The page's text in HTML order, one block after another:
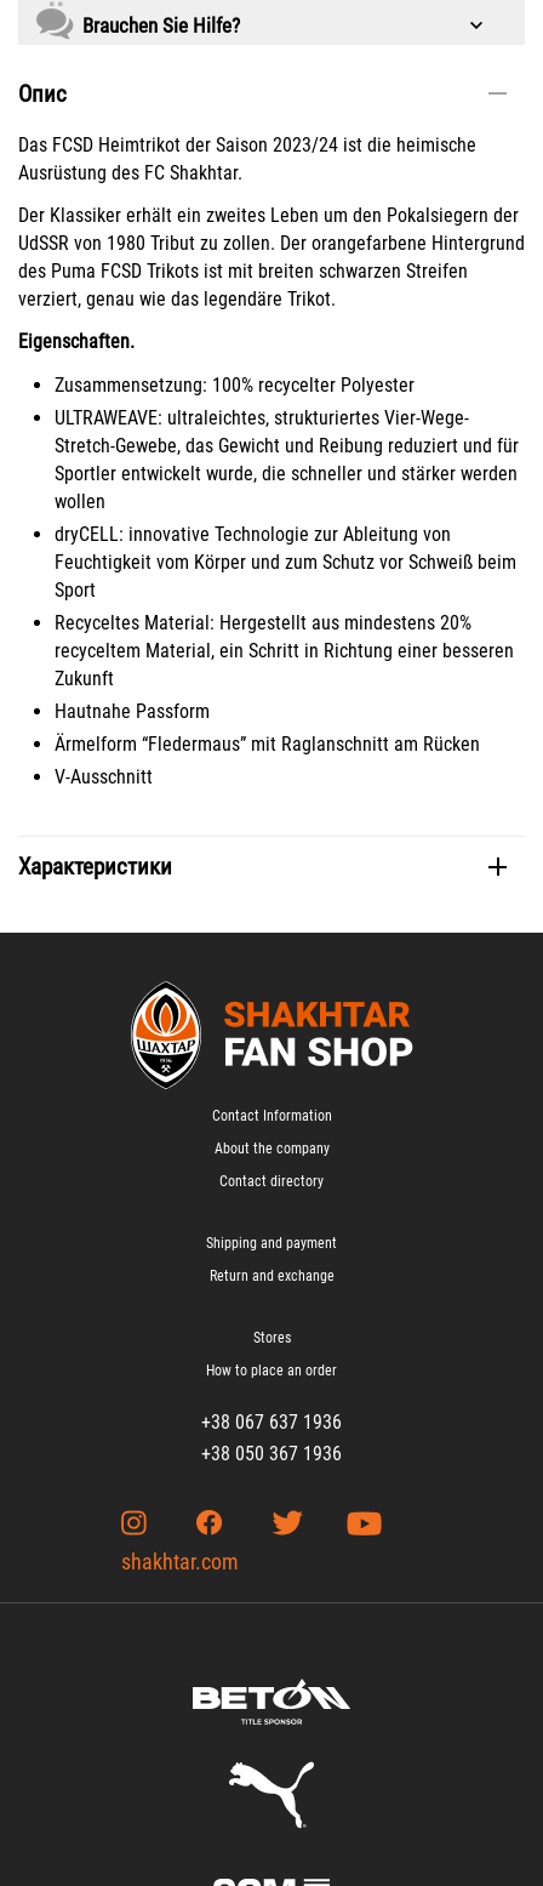
Brauchen Sie Hilfe?
Опис
Das FCSD Heimtrikot der Saison 2023/24 ist die heimische
Ausrüstung des FC Shakhtar.
Der Klassiker erhält ein zweites Leben um den Pokalsiegern der
UdSSR von 1980 Tribut zu zollen. Der orangefarbene Hintergrund
des Puma FCSD Trikots ist mit breiten schwarzen Streifen
verziert, genau wie das legendäre Trikot.
Eigenschaften.
Zusammensetzung: 100% recycelter Polyester
ULTRAWEAVE: ultraleichtes, strukturiertes Vier-Wege-
Stretch-Gewebe, das Gewicht und Reibung reduziert und für
Sportler entwickelt wurde, die schneller und stärker werden
wollen
dryCELL: innovative Technologie zur Ableitung von
Feuchtigkeit vom Körper und zum Schutz vor Schweiß beim
Sport
Recyceltes Material: Hergestellt aus mindestens 20%
recyceltem Material, ein Schritt in Richtung einer besseren
Zukunft
Hautnahe Passform
Ärmelform “Fledermaus” mit Raglanschnitt am Rücken
V-Ausschnitt
Характеристики
Contact Information
About the company
Contact directory
Shipping and payment
Return and exchange
Stores
How to place an order
+38 067 637 1936
+38 050 367 1936
shakhtar.com